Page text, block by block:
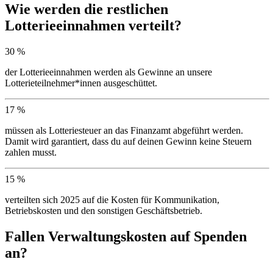
Wie werden die restlichen
Lotterieeinnahmen verteilt?
30 %
der Lotterieeinnahmen werden als Gewinne an unsere
Lotterieteilnehmer*innen ausgeschüttet.
17 %
müssen als Lotteriesteuer an das Finanzamt abgeführt werden.
Damit wird garantiert, dass du auf deinen Gewinn keine Steuern
zahlen musst.
15 %
verteilten sich 2025 auf die Kosten für Kommunikation,
Betriebskosten und den sonstigen Geschäftsbetrieb.
Fallen Verwaltungskosten auf Spenden
an?